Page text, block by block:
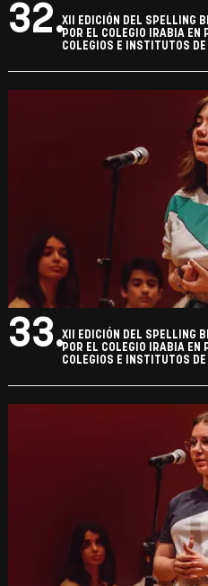
32.XII EDICIÓN DEL SPELLING
POR EL COLEGIO IRABIA EN
COLEGIOS E INSTITUTOS
33.XII EDICIÓN DEL SPELLING
POR EL COLEGIO IRABIA EN
COLEGIOS E INSTITUTOS